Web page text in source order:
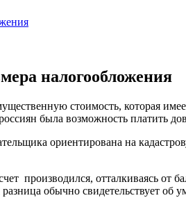
налогообложения
стоимость, которая
была возможность платить
ориентирована на
производился, отталкиваясь от
обычно свидетельствует об